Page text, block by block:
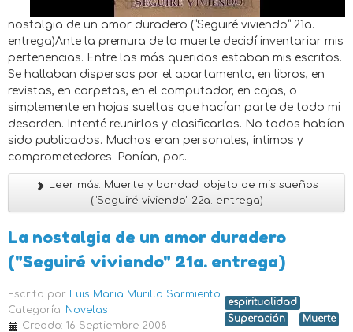
nostalgia de un amor duradero (“Seguiré viviendo” 21a.
entrega)Ante la premura de la muerte decidí inventariar mis
pertenencias. Entre las más queridas estaban mis escritos.
Se hallaban dispersos por el apartamento, en libros, en
revistas, en carpetas, en el computador, en cajas, o
simplemente en hojas sueltas que hacían parte de todo mi
desorden. Intenté reunirlos y clasificarlos. No todos habían
sido publicados. Muchos eran personales, íntimos y
comprometedores. Ponían, por...
Leer más: Muerte y bondad: objeto de mis sueños
("Seguiré viviendo" 22a. entrega)
La nostalgia de un amor duradero
("Seguiré viviendo" 21a. entrega)
Escrito por Luis Maria Murillo Sarmiento
Categoría: Novelas
Creado: 16 Septiembre 2008
espiritualidad
Superación
Muerte